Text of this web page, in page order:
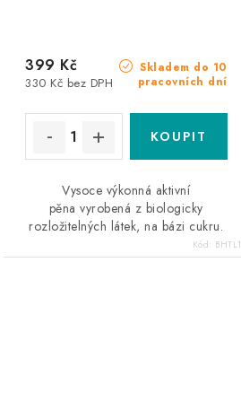
Skladem do 10
pracovních dní
330 Kč bez DPH
399 Kč
Vysoce výkonná aktivní
pěna vyrobená z biologicky
rozložitelných látek, na bázi cukru.
Kód: BHTL1